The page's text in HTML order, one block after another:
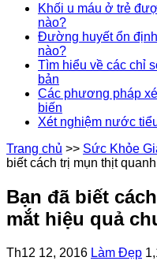
Khối u máu ở trẻ
nào?
Đường huyết ổn
nào?
Tìm hiểu về các chỉ
bản
Các phương pháp
biến
Xét nghiệm nước
Trang chủ >> Sức Khỏe
biết cách trị mụn thịt
Bạn đã biết
mắt hiệu quả
Th12 12, 2016 Làm Đẹp